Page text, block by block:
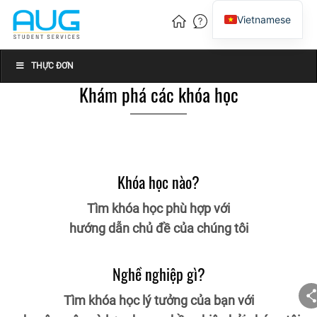
THỰC ĐƠN
Khám phá các khóa học
Khóa học nào?
Tìm khóa học phù hợp với
hướng dẫn chủ đề của chúng tôi
Nghề nghiệp gì?
Tìm khóa học lý tưởng của bạn với
Vietnamese